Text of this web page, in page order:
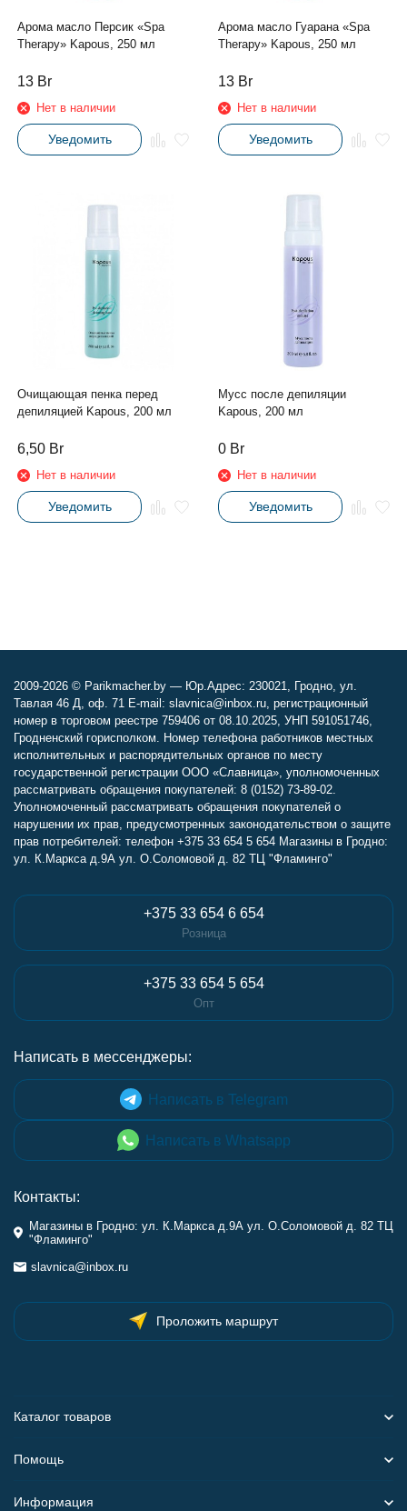
Арома масло Персик «Spa
Therapy» Kapous, 250 мл
13 Br
Нет в наличии
Уведомить
Арома масло Гуарана «Spa
Therapy» Kapous, 250 мл
13 Br
Нет в наличии
Уведомить
Очищающая пенка перед
депиляцией Kapous, 200 мл
6,50 Br
Нет в наличии
Уведомить
Мусс после депиляции
Kapous, 200 мл
0 Br
Нет в наличии
Уведомить
2009-2026 © Parikmacher.by — Юр.Адрес: 230021, Гродно, ул.
Тавлая 46 Д, оф. 71 E-mail: slavnica@inbox.ru, регистрационный
номер в торговом реестре 759406 от 08.10.2025, УНП 591051746,
Гродненский горисполком. Номер телефона работников местных
исполнительных и распорядительных органов по месту
государственной регистрации ООО «Славница», уполномоченных
рассматривать обращения покупателей: 8 (0152) 73-89-02.
Уполномоченный рассматривать обращения покупателей о
нарушении их прав, предусмотренных законодательством о защите
прав потребителей: телефон +375 33 654 5 654 Магазины в Гродно:
ул. К.Маркса д.9А ул. О.Соломовой д. 82 ТЦ "Фламинго"
+375 33 654 6 654
Розница
+375 33 654 5 654
Опт
Написать в мессенджеры:
Написать в Telegram
Написать в Whatsapp
Контакты:
Магазины в Гродно: ул. К.Маркса д.9А ул. О.Соломовой д. 82 ТЦ
"Фламинго"
slavnica@inbox.ru
Проложить маршрут
Каталог товаров
Помощь
Информация